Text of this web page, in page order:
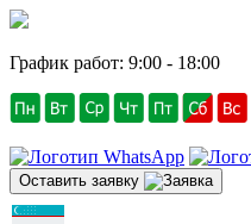
График работ: 9:00 - 18:00
Оставить заявку